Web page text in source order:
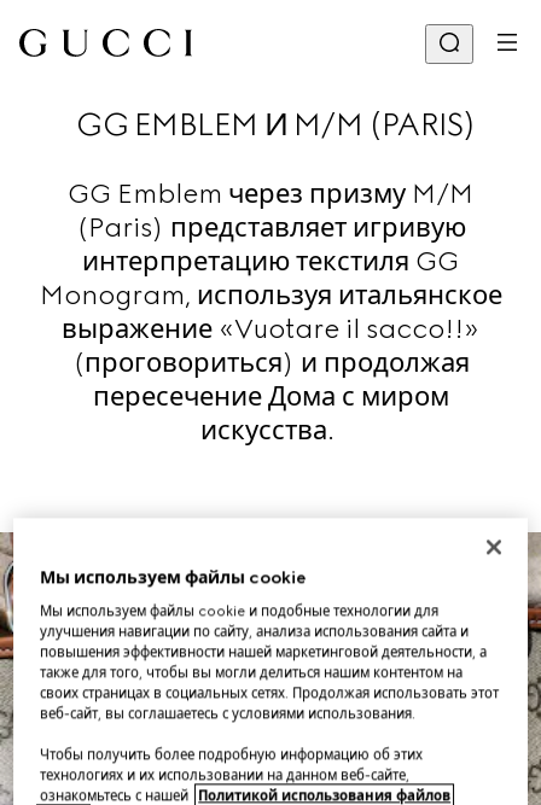
GG EMBLEM И M/M (PARIS)
GG Emblem через призму M/M
(Paris) представляет игривую
интерпретацию текстиля GG
Monogram, используя итальянское
выражение «Vuotare il sacco!!»
(проговориться) и продолжая
пересечение Дома с миром
искусства.
Мы используем файлы cookie
Мы используем файлы cookie и подобные технологии для
улучшения навигации по сайту, анализа использования сайта и
повышения эффективности нашей маркетинговой деятельности, а
также для того, чтобы вы могли делиться нашим контентом на
своих страницах в социальных сетях. Продолжая использовать этот
веб-сайт, вы соглашаетесь с условиями использования.
Чтобы получить более подробную информацию об этих
технологиях и их использовании на данном веб-сайте,
ознакомьтесь с нашей
Политикой использования файлов